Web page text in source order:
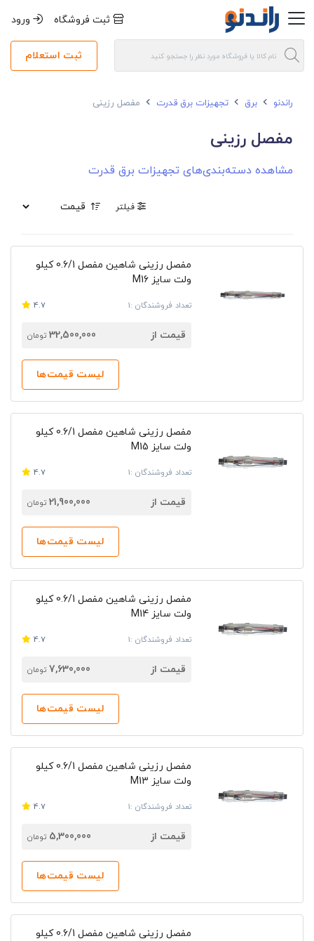
ثبت فروشگاه ورود
ثبت استعلام
راندنو برق تجهیزات برق قدرت مفصل رزینی
مفصل رزینی
مشاهده دسته‌بندی‌های تجهیزات برق قدرت
فیلتر
مفصل رزینی شاهین مفصل 0.6/1‎ کیلو
ولت سایز M16
تعداد فروشندگان :1 4.7
قیمت از 32,500,000 تومان
لیست قیمت‌ها
مفصل رزینی شاهین مفصل 0.6/1‎ کیلو
ولت سایز M15
تعداد فروشندگان :1 4.7
قیمت از 21,900,000 تومان
لیست قیمت‌ها
مفصل رزینی شاهین مفصل 0.6/1‎ کیلو
ولت سایز M14
تعداد فروشندگان :1 4.7
قیمت از 7,630,000 تومان
لیست قیمت‌ها
مفصل رزینی شاهین مفصل 0.6/1‎ کیلو
ولت سایز M13
تعداد فروشندگان :1 4.7
قیمت از 5,300,000 تومان
لیست قیمت‌ها
مفصل رزینی شاهین مفصل 0.6/1‎ کیلو